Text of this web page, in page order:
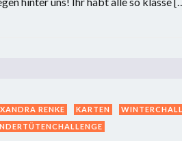
RENKE KARTEN